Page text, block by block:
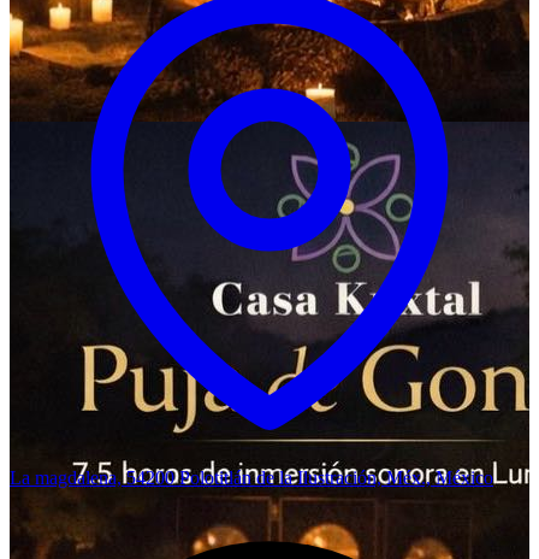
La magdalena, 54200 Polotitlán de la Ilustración, Méx., México